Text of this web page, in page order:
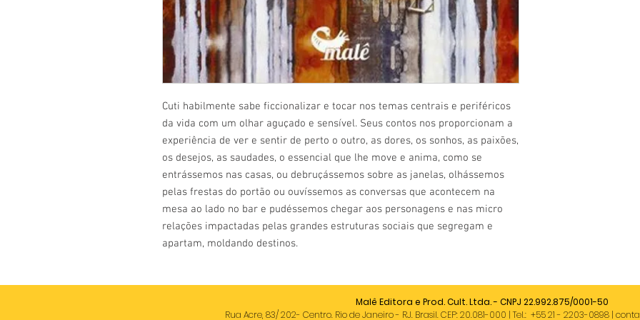
Cuti habilmente sabe ficcionalizar e tocar nos temas centrais e periféricos
da vida com um olhar aguçado e sensível. Seus contos nos proporcionam a
experiência de ver e sentir de perto o outro, as dores, os sonhos, as paixões,
os desejos, as saudades, o essencial que lhe move e anima, como se
entrássemos nas casas, ou debruçássemos sobre as janelas, olhássemos
pelas frestas do portão ou ouvíssemos as conversas que acontecem na
mesa ao lado no bar e pudéssemos chegar aos personagens e nas micro
relações impactadas pelas grandes estruturas sociais que segregam e
apartam, moldando destinos.
Malê Editora e Prod. Cult. Ltda. - CNPJ 22.992.875/0001-50
Rua Acre, 83/ 202- Centro. Rio de Janeiro - RJ. Brasil. CEP: 20.081-000 | Tel.: +55 21 - 2203-0898 |